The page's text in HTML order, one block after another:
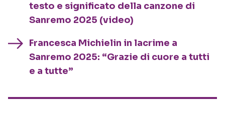
testo e significato della canzone di
Sanremo 2025 (video)
Francesca Michielin in lacrime a
Sanremo 2025: “Grazie di cuore a tutti
e a tutte”